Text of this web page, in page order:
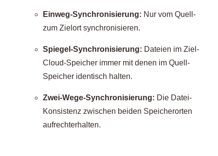
Einweg-Synchronisierung: Nur vom Quell-
zum Zielort synchronisieren.
Spiegel-Synchronisierung: Dateien im Ziel-
Cloud-Speicher immer mit denen im Quell-
Speicher identisch halten.
Zwei-Wege-Synchronisierung: Die Datei-
Konsistenz zwischen beiden Speicherorten
aufrechterhalten.